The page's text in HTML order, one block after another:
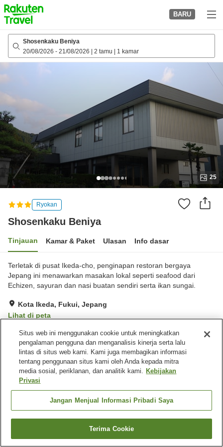
to
top
page
BARU
Shosenkaku Beniya
20/08/2026 - 21/08/2026 2 tamu 1 kamar
25
Ryokan
Shosenkaku Beniya
Tinjauan Kamar & Paket Ulasan Info dasar
Terletak di pusat Ikeda-cho, penginapan restoran bergaya
Jepang ini menawarkan masakan lokal seperti seafood dari
Echizen, sayuran dan nasi buatan sendiri serta ikan sungai.
Kota Ikeda, Fukui, Jepang
Lihat di peta
Baik Ulasan:6
Fasilitas properti
Tempat parkir Pojok izakaya
Jepang Fukui Kota Ikeda Shosenkaku Beniya
Cari kamar
Situs web ini menggunakan cookie untuk meningkatkan
pengalaman pengguna dan menganalisis kinerja serta lalu
lintas di situs web kami. Kami juga membagikan informasi
tentang penggunaan situs kami oleh Anda kepada mitra
media sosial, periklanan, dan analitik kami. Kebijakan
Privasi
Jangan Menjual Informasi Pribadi Saya
Terima Cookie